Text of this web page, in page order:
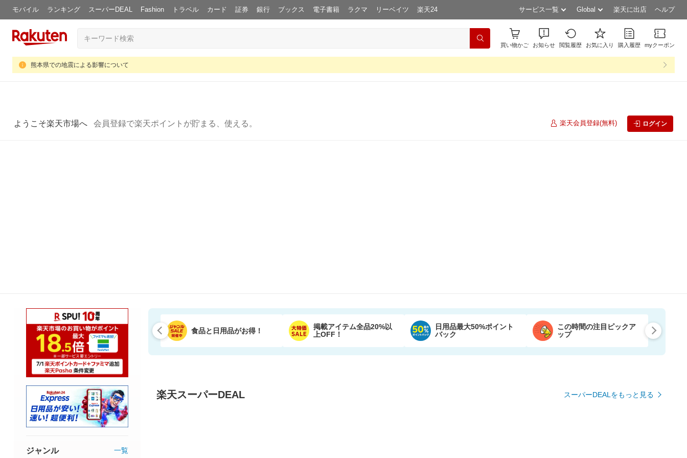
モバイル ランキング スーパーDEAL Fashion トラベル カード 証券 銀行 ブックス 電子書籍 ラクマ リーベイツ 楽天24 サービス一覧 Global 楽天に出店 ヘルプ
買い物かご お知らせ 閲覧履歴 お気に入り 購入履歴 myクーポン
熊本県での地震による影響について
ようこそ楽天市場へ 会員登録で楽天ポイントが貯まる、使える。 楽天会員登録(無料) ログイン
食品と日用品がお得！
掲載アイテム全品20%以
上OFF！
日用品最大50%ポイント
バック
この時間の注目ピックア
ップ
楽天スーパーDEAL スーパーDEALをもっと見る
ジャンル 一覧